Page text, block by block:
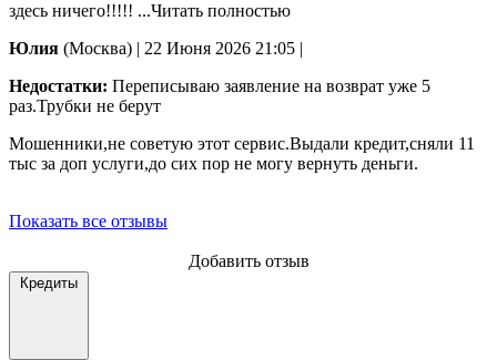
здесь ничего!!!!! ...Читать полностью
Юлия (Москва) | 22 Июня 2026 21:05 |
Недостатки: Переписываю заявление на возврат уже 5
раз.Трубки не берут
Мошенники,не советую этот сервис.Выдали кредит,сняли 11
тыс за доп услуги,до сих пор не могу вернуть деньги.
Показать все отзывы
Добавить отзыв
Кредиты